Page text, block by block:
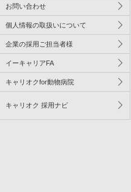
お問い合わせ
個人情報の取扱いについて
企業の採用ご担当者様
イーキャリアFA
キャリオクfor動物病院
キャリオク 採用ナビ